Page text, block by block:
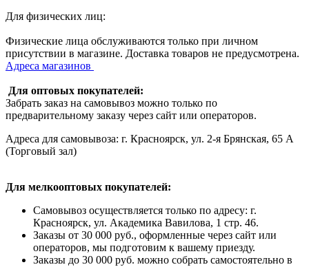
Для физических лиц:
Физические лица обслуживаются только при личном
присутствии в магазине. Доставка товаров не предусмотрена.
Адреса магазинов
Для оптовых покупателей:
Забрать заказ на самовывоз можно только по
предварительному заказу через сайт или операторов.
Адреса для самовывоза: г. Красноярск, ул. 2-я Брянская, 65 А
(Торговый зал)
Для мелкооптовых покупателей:
Самовывоз осуществляется только по адресу: г.
Красноярск, ул. Академика Вавилова, 1 стр. 46.
Заказы от 30 000 руб., оформленные через сайт или
операторов, мы подготовим к вашему приезду.
Заказы до 30 000 руб. можно собрать самостоятельно в